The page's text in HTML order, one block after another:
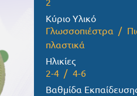
2
Κύριο Υλικό
Γλωσσοπιέστρα
πλαστικά
Ηλικίες
2-4
4-6
Βαθμίδα